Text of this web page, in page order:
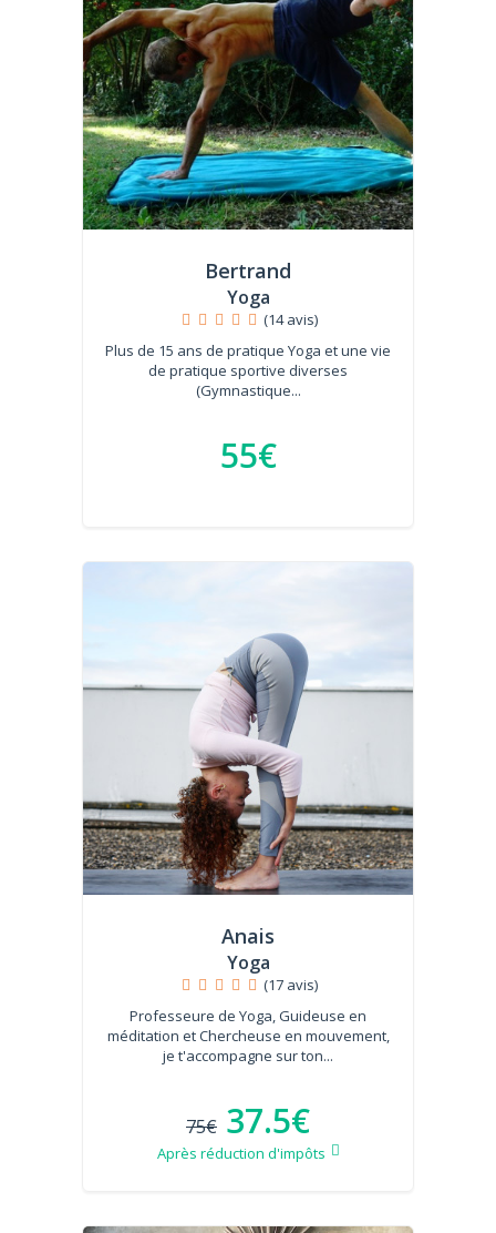
Bertrand
Yoga
(14 avis)
Plus de 15 ans de pratique Yoga et une vie
de pratique sportive diverses
(Gymnastique...
55€
Anais
Yoga
(17 avis)
Professeure de Yoga, Guideuse en
méditation et Chercheuse en mouvement,
je t'accompagne sur ton...
75€ 37.5€
Après réduction d'impôts